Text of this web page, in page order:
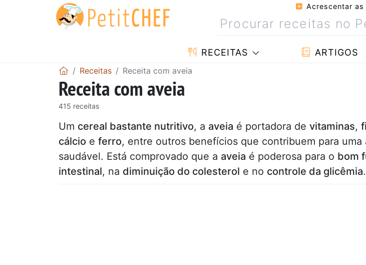
Acrescentar
RECEITAS ARTIGOS
Receitas Receita com aveia
Receita com aveia
415 receitas
Um cereal bastante nutritivo, a aveia é portadora de vitaminas,
cálcio e ferro, entre outros benefícios que contribuem para uma
saudável. Está comprovado que a aveia é poderosa para o bom
intestinal, na diminuição do colesterol e no controle da glicêmia.